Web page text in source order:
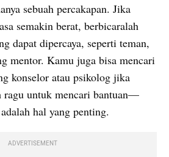
sebuah percakapan. Jika
semakin berat, berbicaralah
dapat dipercaya, seperti teman,
mentor. Kamu juga bisa mencari
konselor atau psikolog jika
ragu untuk mencari bantuan—
hal yang penting.
ADVERTISEMENT